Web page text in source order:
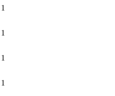
1
1
1
1